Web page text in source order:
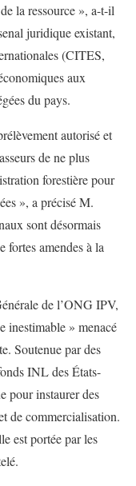
la ressource », a-t-il
juridique existant,
(CITES,
aux
du pays.
autorisé et
de ne plus
forestière pour
», a précisé M.
sont désormais
fortes amendes à la
de l’ONG IPV,
inestimable » menacé
Soutenue par des
INL des États-
pour instaurer des
de commercialisation.
est portée par les